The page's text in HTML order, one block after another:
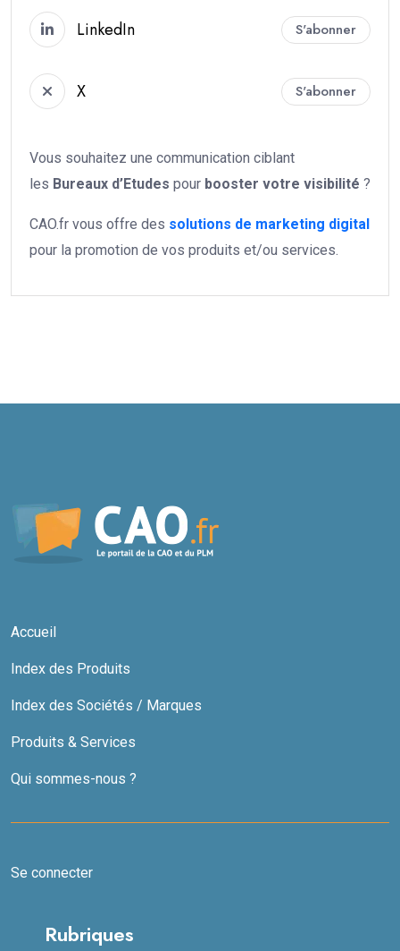
LinkedIn S'abonner
X S'abonner
Vous souhaitez une communication ciblant
les Bureaux d’Etudes pour booster votre visibilité ?
CAO.fr vous offre des solutions de marketing digital
pour la promotion de vos produits et/ou services.
Accueil
Index des Produits
Index des Sociétés / Marques
Produits & Services
Qui sommes-nous ?
Se connecter
Rubriques